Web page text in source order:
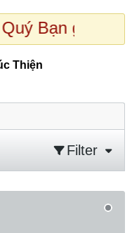
Bạn ghé
Thiện
Filter